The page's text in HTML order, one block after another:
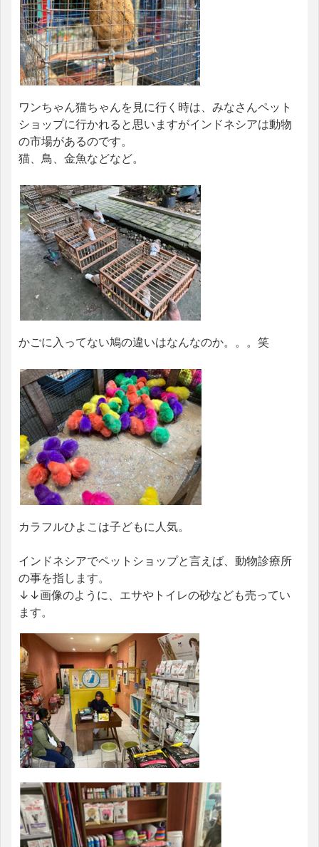
ワンちゃん猫ちゃんを見に行く時は、みなさんペット
ショップに行かれると思いますがインドネシアは動物
の市場があるのです。
猫、鳥、金魚などなど。
かごに入ってない鳩の違いはなんなのか。。。笑
カラフルひよこは子どもに人気。
インドネシアでペットショップと言えば、動物診療所
の事を指します。
↓↓画像のように、エサやトイレの砂なども売ってい
ます。